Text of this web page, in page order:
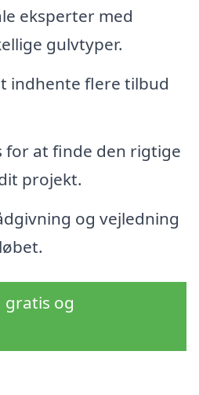
eksperter med
gulvtyper.
indhente flere tilbud
for at finde den rigtige
projekt.
og vejledning
og